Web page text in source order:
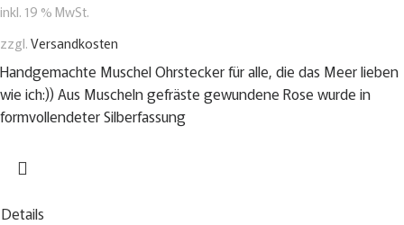
inkl. 19 % MwSt.
zzgl.Versandkosten
Handgemachte Muschel Ohrstecker für alle, die das Meer lieben
wie ich:)) Aus Muscheln gefräste gewundene Rose wurde in
formvollendeter Silberfassung
Details